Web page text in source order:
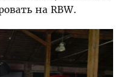
на RBW.